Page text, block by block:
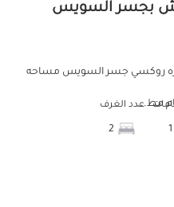
للبيع كاش بجسر السويس
اشاره روكسي جسر السويس مساحه
عدد الغرف